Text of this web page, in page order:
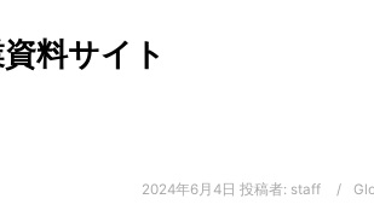
料サイト
2024年6月4日 投稿者: staff